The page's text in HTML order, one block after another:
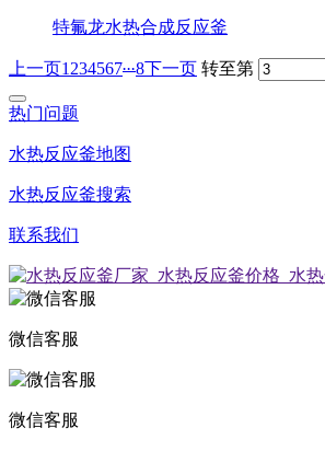
特氟龙水热合成反应釜
上一页1 234567...8下一页 转至第
热门问题
水热反应釜地图
水热反应釜搜索
联系我们
微信客服
微信客服